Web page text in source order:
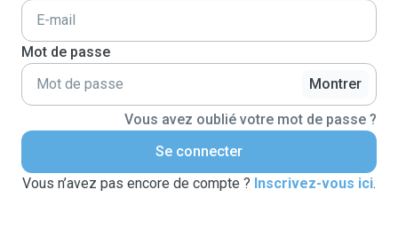
Mot de passe
Montrer
Vous avez oublié votre mot de passe ?
Se connecter
Vous n’avez pas encore de compte ? Inscrivez-vous ici.